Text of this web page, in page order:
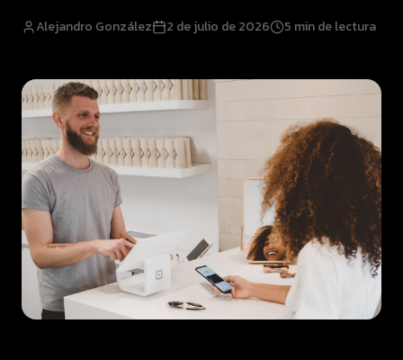
Alejandro González 2 de julio de 2026 5 min de lectura